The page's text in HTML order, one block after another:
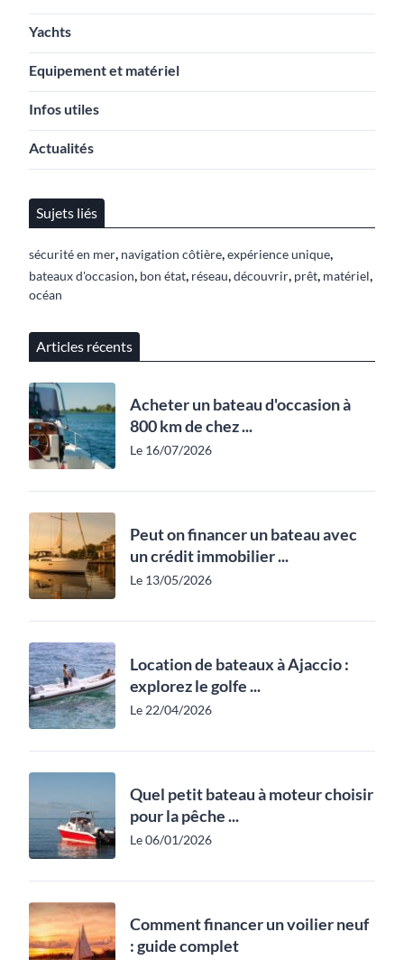
Yachts
Equipement et matériel
Infos utiles
Actualités
Sujets liés
sécurité en mer navigation côtière expérience unique
bateaux d'occasion bon état réseau découvrir prêt matériel
océan
Articles récents
Acheter un bateau d'occasion à
800 km de chez ...
Le 16/07/2026
Peut on financer un bateau avec
un crédit immobilier ...
Le 13/05/2026
Location de bateaux à Ajaccio :
explorez le golfe ...
Le 22/04/2026
Quel petit bateau à moteur choisir
pour la pêche ...
Le 06/01/2026
Comment financer un voilier neuf
: guide complet